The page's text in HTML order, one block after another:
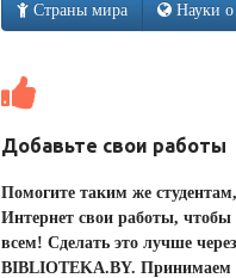
Страны мира Науки
Добавьте свои работы
Помогите таким же
Интернет свои работы, чтобы
всем! Сделать это лучше
BIBLIOTEKA.BY. Принимаем